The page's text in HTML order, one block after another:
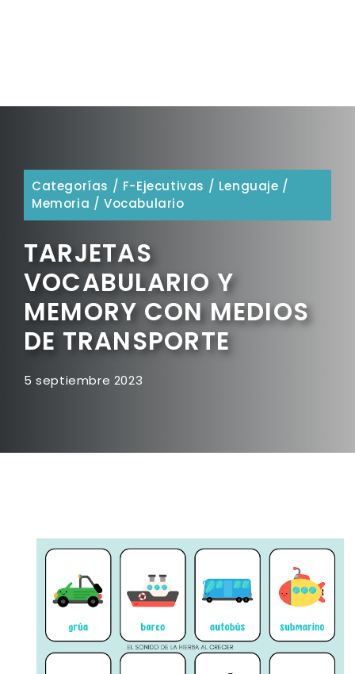
Categorías / F-Ejecutivas / Lenguaje /
Memoria /Vocabulario
TARJETAS
VOCABULARIO Y
MEMORY CON MEDIOS
DE TRANSPORTE
5 septiembre 2023